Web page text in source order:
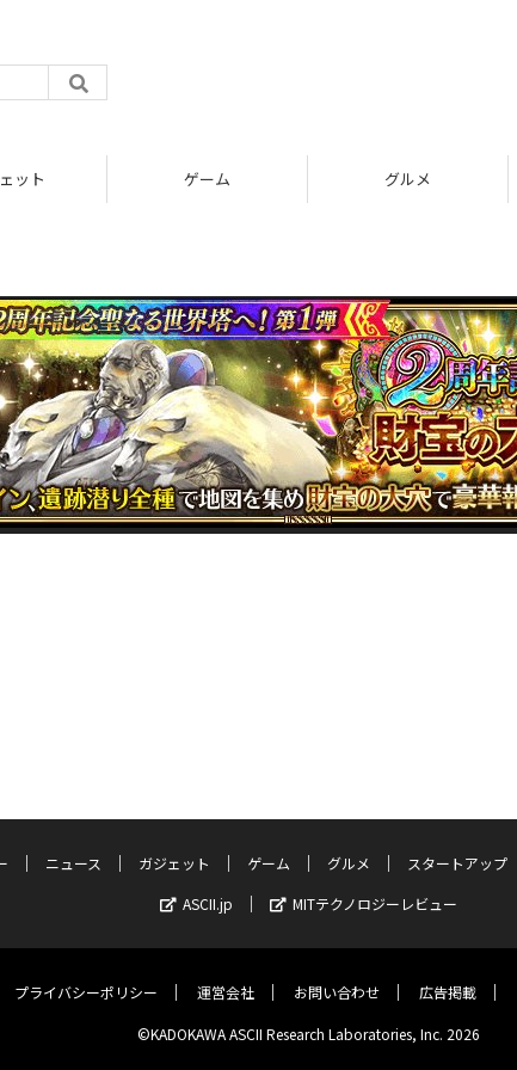
ット ゲーム グルメ
ニュース ガジェット ゲーム グルメ スタートアップ
ASCII.jp
MITテクノロジーレビュー
プライバシーポリシー 運営会社 お問い合わせ 広告掲載
©KADOKAWA ASCII Research Laboratories, Inc. 2026